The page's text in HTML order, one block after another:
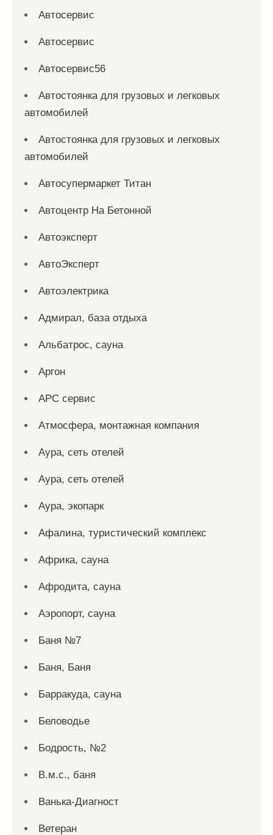
Автосервис
Автосервис
Автосервис56
Автостоянка для грузовых и легковых
автомобилей
Автостоянка для грузовых и легковых
автомобилей
Автосупермаркет Титан
Автоцентр На Бетонной
Автоэксперт
АвтоЭксперт
Автоэлектрика
Адмирал, база отдыха
Альбатрос, сауна
Аргон
АРС сервис
Атмосфера, монтажная компания
Аура, сеть отелей
Аура, сеть отелей
Аура, экопарк
Афалина, туристический комплекс
Африка, сауна
Афродита, сауна
Аэропорт, сауна
Баня №7
Баня, Баня
Барракуда, сауна
Беловодье
Бодрость, №2
В.м.с., баня
Ванька-Диагност
Ветеран